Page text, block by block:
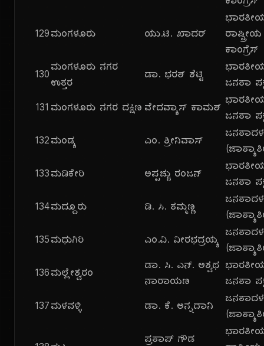
129ಮಂಗಳೂರು ಯು.ಟಿ. ಖಾದರ್
ರಾಷ್ಟ್ರೀಯ
ಕಾಂಗ್ರೆಸ್
130
ಮಂಗಳೂರು ನಗರ
ಉತ್ತರ
ಡಾ. ಭರತ್ ಶೆಟ್ಟಿ
ಜನತಾ
131 ಮಂಗಳೂರು ನಗರ ದಕ್ಷಿಣ ವೇದವ್ಯಾಸ್ ಕಾಮತ್
ಜನತಾ
132ಮಂಡ್ಯ ಎಂ. ಶ್ರೀನಿವಾಸ್
ಜನತಾದಳ
133ಮಡಿಕೇರಿ ಅಪ್ಪಚ್ಚು ರಂಜನ್
ಜನತಾ
134ಮದ್ದೂರು ಡಿ. ಸಿ. ತಮ್ಮಣ್ಣ
ಜನತಾದಳ
135ಮಧುಗಿರಿ ಎಂ.ವಿ. ವೀರಭದ್ರಯ್ಯ
ಜನತಾದಳ
136ಮಲ್ಲೇಶ್ವರಂ
ಡಾ. ಸಿ. ಎನ್. ಅಶ್ವಥ
ನಾರಾಯಣ
ಜನತಾ
137ಮಳವಳ್ಳಿ ಡಾ. ಕೆ. ಅನ್ನದಾನಿ
ಜನತಾದಳ
ಪ್ರತಾಪ್ ಗೌಡ